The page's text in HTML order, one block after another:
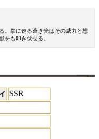
。拳に走る蒼き光はその威力と想
をも叩き伏せる。
SSR